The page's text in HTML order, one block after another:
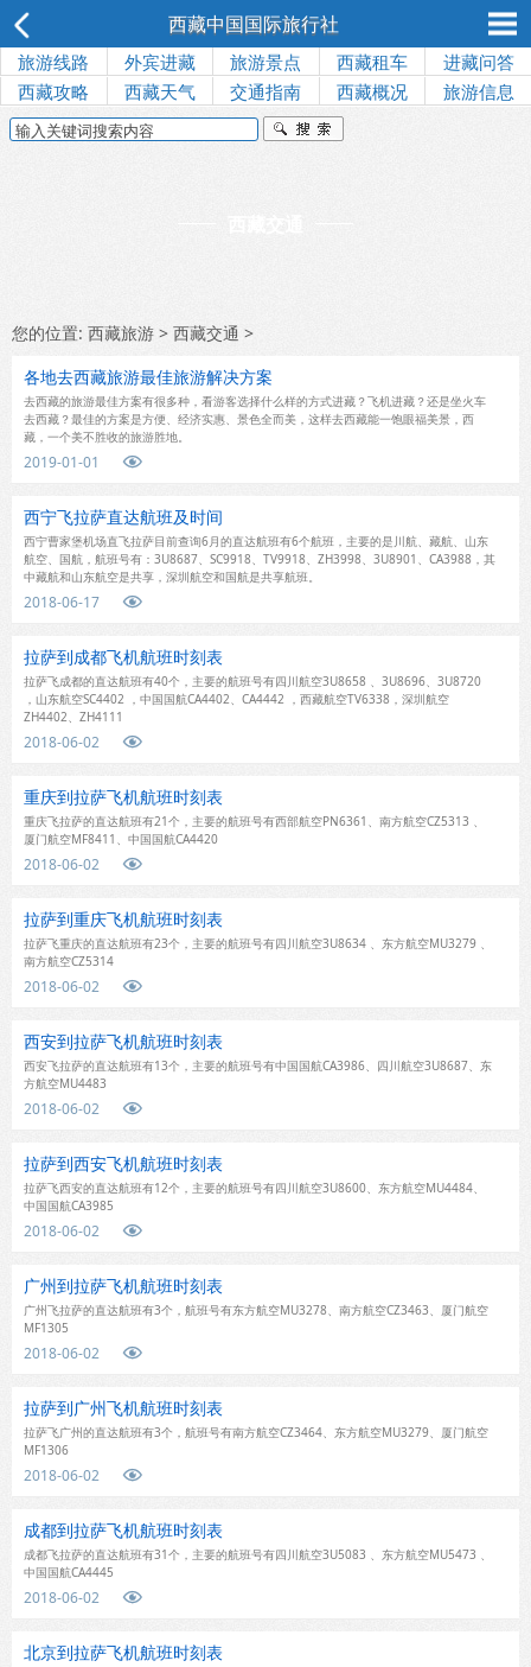
西藏中国国际旅行社
旅游线路 外宾进藏 旅游景点 西藏租车
进藏问答
西藏攻略
西藏天气 交通指南 西藏概况 旅游信息
您的位置: 西藏旅游 > 西藏交通 >
各地去西藏旅游最佳旅游解决方案
去西藏的旅游最佳方案有很多种，看游客选择什么样的方式进藏？飞机进藏？还是坐火车
去西藏？最佳的方案是方便、经济实惠、景色全而美，这样去西藏能一饱眼福美景，西
藏，一个美不胜收的旅游胜地。
2019-01-01 
西宁飞拉萨直达航班及时间
西宁曹家堡机场直飞拉萨目前查询6月的直达航班有6个航班，主要的是川航、藏航、山东
航空、国航，航班号有：3U8687、SC9918、TV9918、ZH3998、3U8901、CA3988，其
中藏航和山东航空是共享，深圳航空和国航是共享航班。
2018-06-17 
拉萨到成都飞机航班时刻表
拉萨飞成都的直达航班有40个，主要的航班号有四川航空3U8658 、3U8696、3U8720
，山东航空SC4402 ，中国国航CA4402、CA4442 ，西藏航空TV6338，深圳航空
ZH4402、ZH4111
2018-06-02 
重庆到拉萨飞机航班时刻表
重庆飞拉萨的直达航班有21个，主要的航班号有西部航空PN6361、南方航空CZ5313 、
厦门航空MF8411、中国国航CA4420
2018-06-02 
拉萨到重庆飞机航班时刻表
拉萨飞重庆的直达航班有23个，主要的航班号有四川航空3U8634 、东方航空MU3279 、
南方航空CZ5314
2018-06-02 
西安到拉萨飞机航班时刻表
西安飞拉萨的直达航班有13个，主要的航班号有中国国航CA3986、四川航空3U8687、东
方航空MU4483
2018-06-02 
拉萨到西安飞机航班时刻表
拉萨飞西安的直达航班有12个，主要的航班号有四川航空3U8600、东方航空MU4484、
中国国航CA3985
2018-06-02 
广州到拉萨飞机航班时刻表
广州飞拉萨的直达航班有3个，航班号有东方航空MU3278、南方航空CZ3463、厦门航空
MF1305
2018-06-02 
拉萨到广州飞机航班时刻表
拉萨飞广州的直达航班有3个，航班号有南方航空CZ3464、东方航空MU3279、厦门航空
MF1306
2018-06-02 
成都到拉萨飞机航班时刻表
成都飞拉萨的直达航班有31个，主要的航班号有四川航空3U5083 、东方航空MU5473 、
中国国航CA4445
2018-06-02 
北京到拉萨飞机航班时刻表